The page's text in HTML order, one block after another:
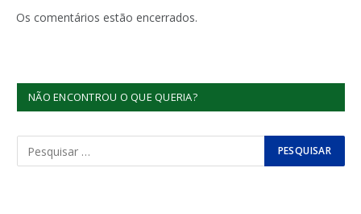
Os comentários estão encerrados.
NÃO ENCONTROU O QUE QUERIA?